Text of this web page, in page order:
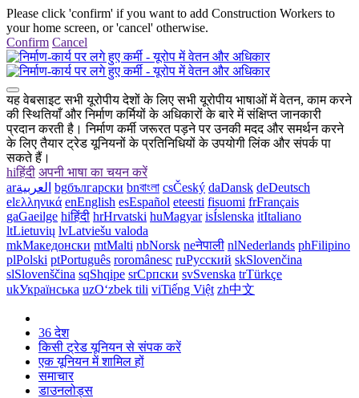
Please click 'confirm' if you want to add Construction Workers to
your home screen, or 'cancel' otherwise.
Confirm Cancel
यह वेबसाइट सभी यूरोपीय देशों के लिए सभी यूरोपीय भाषाओं में वेतन, काम करने
की स्थितियाँ और निर्माण कर्मियों के अधिकारों के बारे में संक्षिप्त जानकारी
प्रदान करती है। निर्माण कर्मी जरूरत पड़ने पर उनकी मदद और समर्थन करने
के लिए तैयार ट्रेड यूनियनों के प्रतिनिधियों के उपयोगी लिंक और संपर्क पा
सकते हैं।
hiहिंदी अपनी भाषा का चयन करें
arالعربية bgбългарски bnবাংলা csČeský daDansk deDeutsch
elελληνικά enEnglish esEspañol eteesti fisuomi frFrançais
gaGaeilge hiहिंदी hrHrvatski huMagyar isÍslenska itItaliano
ltLietuvių lvLatviešu valoda
mkМакедонски mtMalti nbNorsk neनेपाली nlNederlands phFilipino
plPolski ptPortuguês roromânesc ruРусский skSlovenčina
slSlovenščina sqShqipe srСрпски svSvenska trTürkçe
ukУкраїнська uzOʻzbek tili viTiếng Việt zh中文
36 देश
किसी ट्रेड यूनियन से संपक करें
एक यूनियन में शामिल हों
समाचार
डाउनलोड्स